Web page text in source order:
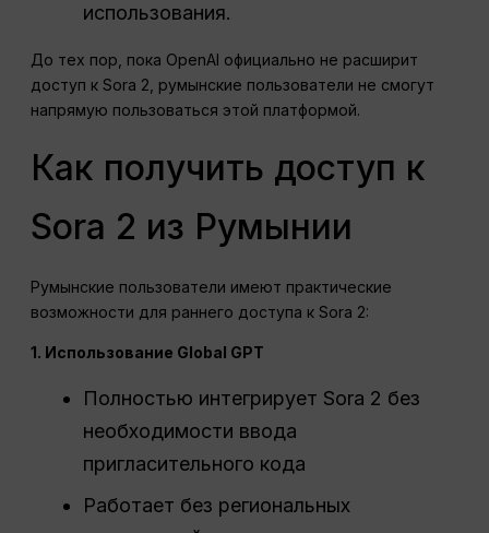
использования.
До тех пор, пока OpenAI официально не расширит
доступ к Sora 2, румынские пользователи не смогут
напрямую пользоваться этой платформой.
Как получить доступ к
Sora 2 из Румынии
Румынские пользователи имеют практические
возможности для раннего доступа к Sora 2:
1. Использование Global GPT
Полностью интегрирует Sora 2 без
необходимости ввода
пригласительного кода
Работает без региональных